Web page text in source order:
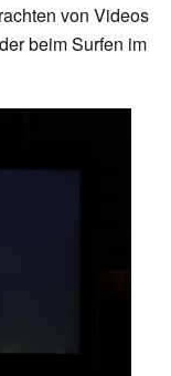
von Videos
beim Surfen im